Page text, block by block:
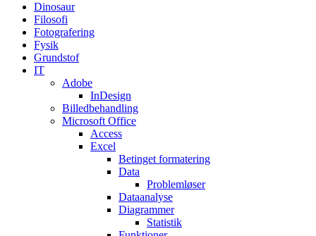
Dinosaur
Filosofi
Fotografering
Fysik
Grundstof
IT
Adobe
InDesign
Billedbehandling
Microsoft Office
Access
Excel
Betinget formatering
Data
Problemløser
Dataanalyse
Diagrammer
Statistik